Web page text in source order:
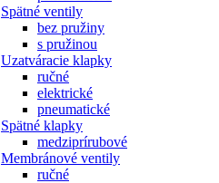
Spätné ventily
bez pružiny
s pružinou
Uzatváracie klapky
ručné
elektrické
pneumatické
Spätné klapky
medziprírubové
Membránové ventily
ručné